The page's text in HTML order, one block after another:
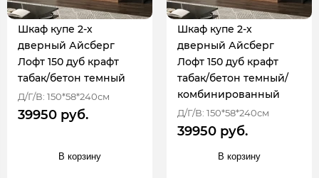
Шкаф купе 2-х
дверный Айсберг
Лофт 150 дуб крафт
табак/бетон темный
Д/Г/В: 150*58*240см
39950 руб.
В корзину
Шкаф купе 2-х
дверный Айсберг
Лофт 150 дуб крафт
табак/бетон темный/
комбинированный
Д/Г/В: 150*58*240см
39950 руб.
В корзину